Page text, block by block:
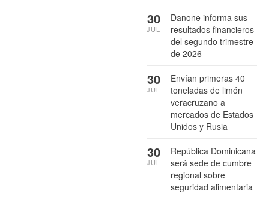
Danone informa sus
resultados financieros
del segundo trimestre
de 2026
30
JUL
Envían primeras 40
toneladas de limón
veracruzano a
mercados de Estados
Unidos y Rusia
30
JUL
República Dominicana
será sede de cumbre
regional sobre
seguridad alimentaria
30
JUL